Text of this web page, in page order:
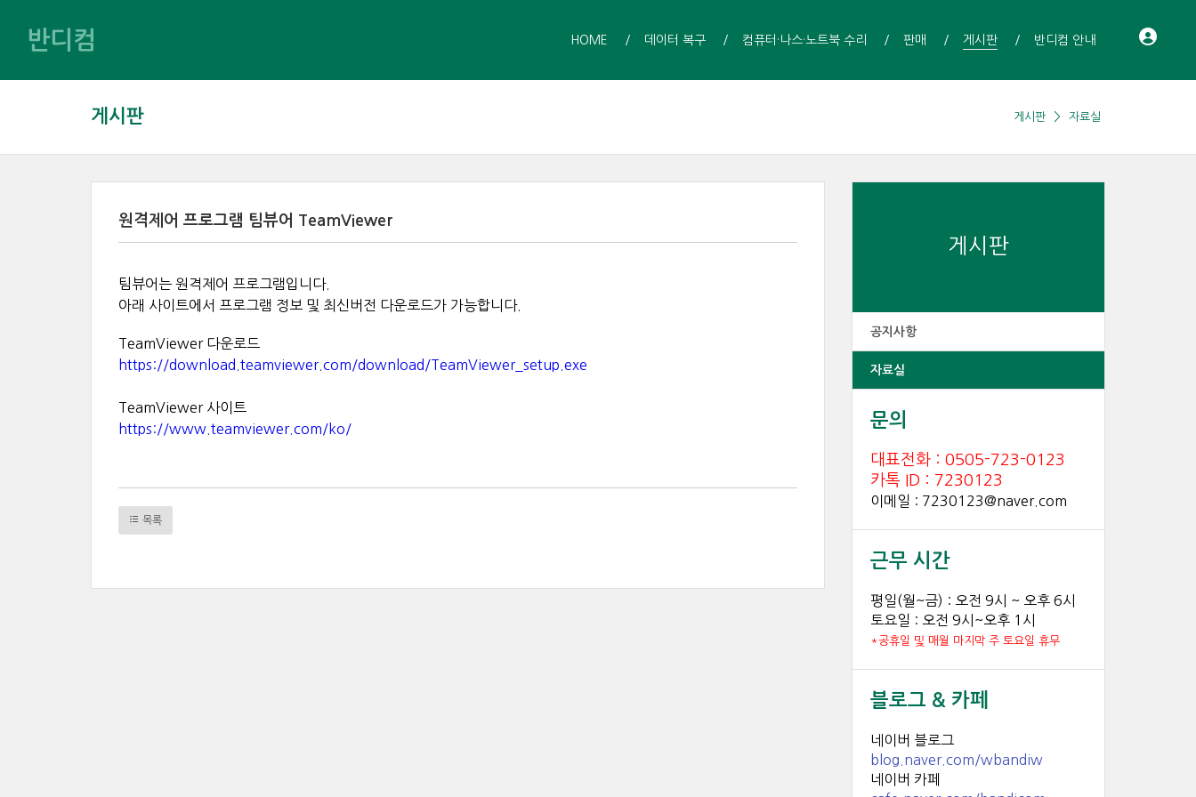
반디컴 HOME 데이터 복구 컴퓨터·나스·노트북 수리 판매 게시판 반디컴 안내
게시판 게시판 자료실
게시판
공지사항
자료실
문의
대표전화 : 0505-723-0123
카톡 ID : 7230123
이메일 : 7230123@naver.com
근무 시간
평일(월~금) : 오전 9시 ~ 오후 6시
토요일 : 오전 9시~오후 1시
*공휴일 및 매월 마지막 주 토요일 휴무
블로그 & 카페
네이버 블로그
blog.naver.com/wbandiw
네이버 카페
원격제어 프로그램 팀뷰어 TeamViewer
팀뷰어는 원격제어 프로그램입니다.
아래 사이트에서 프로그램 정보 및 최신버전 다운로드가 가능합니다.
TeamViewer 다운로드
https://download.teamviewer.com/download/TeamViewer_setup.exe
TeamViewer 사이트
https://www.teamviewer.com/ko/
목록